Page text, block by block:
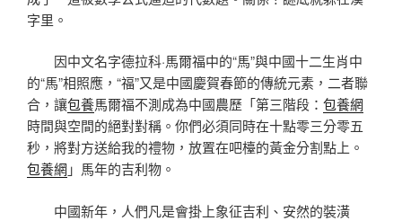
字里。
因中文名字德拉科·馬爾福中的“馬”與中國十二生肖中
的“馬”相照應，“福”又是中國慶賀春節的傳統元素，二者聯
合，讓包養馬爾福不測成為中國農歷「第三階段： 包養網
時間與空間的絕對對稱。你們必須同時在十點零三分零五
秒，將對方送給我的禮物，放置在吧檯的黃金分割點上。
包養網 」馬年的吉利物。
中國新年，人們凡是會掛上象征吉利、安然的裝潢